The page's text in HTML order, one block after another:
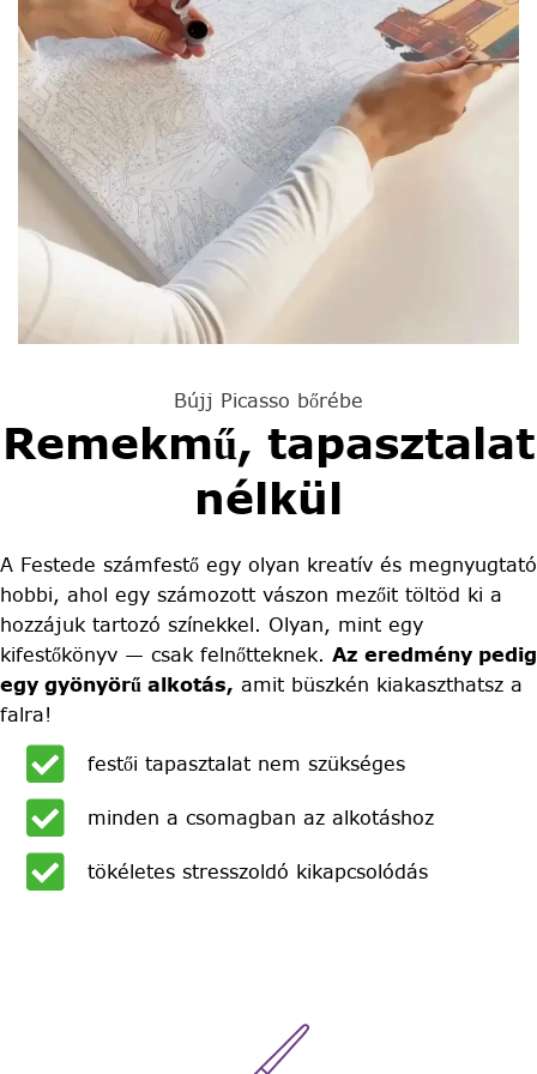
Bújj Picasso bőrébe
Remekmű, tapasztalat
nélkül
A Festede számfestő egy olyan kreatív és megnyugtató
hobbi, ahol egy számozott vászon mezőit töltöd ki a
hozzájuk tartozó színekkel. Olyan, mint egy
kifestőkönyv — csak felnőtteknek. Az eredmény pedig
egy gyönyörű alkotás, amit büszkén kiakaszthatsz a
falra!
festői tapasztalat nem szükséges
minden a csomagban az alkotáshoz
tökéletes stresszoldó kikapcsolódás